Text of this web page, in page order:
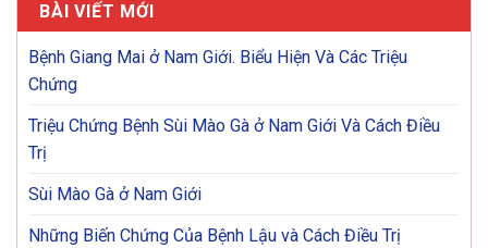
BÀI VIẾT MỚI
Bệnh Giang Mai ở Nam Giới. Biểu Hiện Và Các Triệu
Chứng
Triệu Chứng Bệnh Sùi Mào Gà ở Nam Giới Và Cách Điều
Trị
Sùi Mào Gà ở Nam Giới
Những Biến Chứng Của Bệnh Lậu và Cách Điều Trị